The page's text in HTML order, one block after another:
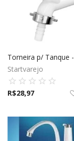
Locação
Favoritos
Entrar
Cadastrar
Torneira p/ Tanque
Startvarejo
R$28,97